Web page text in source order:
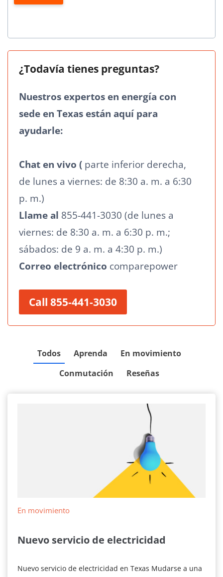
¿Todavía tienes preguntas?
Nuestros expertos en energía con
sede en Texas están aquí para
ayudarle:
Chat en vivo ( parte inferior derecha,
de lunes a viernes: de 8:30 a. m. a 6:30
p. m.)
Llame al 855-441-3030 (de lunes a
viernes: de 8:30 a. m. a 6:30 p. m.;
sábados: de 9 a. m. a 4:30 p. m.)
Correo electrónico comparepower
Call 855-441-3030
Todos Aprenda
En movimiento
Conmutación
Reseñas
En movimiento
Nuevo servicio de electricidad
Nuevo servicio de electricidad en Texas Mudarse a una